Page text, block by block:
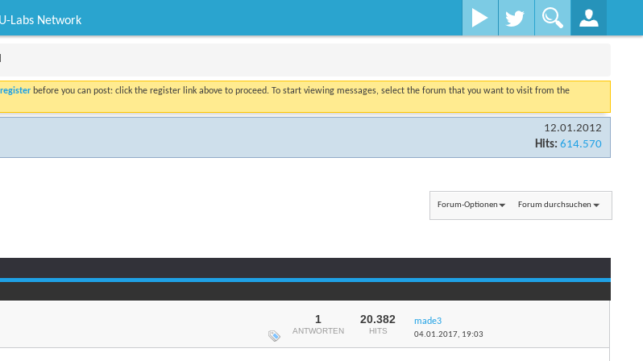
U-Labs Network
register before you can post: click the register link above to proceed. To start viewing messages, select the forum that you want to visit from the
12.01.2012
Hits: 614.570
Forum-Optionen Forum durchsuchen
1
ANTWORTEN
20.382
HITS
made3
04.01.2017, 19:03